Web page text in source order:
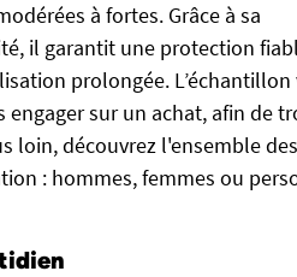
à fortes. Grâce à sa
il garantit une protection
prolongée. L’échantillon
sur un achat, afin de
loin, découvrez l'ensemble des
: hommes, femmes ou